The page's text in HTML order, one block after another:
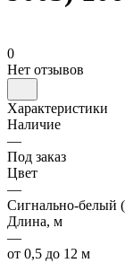
0
Нет отзывов
Характеристики
Наличие
—
Под заказ
Цвет
—
Сигнально-белый
Длина, м
—
от 0,5 до 12 м